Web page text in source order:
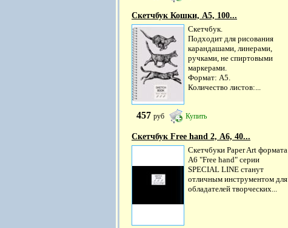
Скетчбук Кошки, А5, 100...
Скетчбук.
Подходит для рисования
карандашами, линерами,
ручками, не спиртовыми
маркерами.
Формат: А5.
Количество листов:...
457 руб Купить
Скетчбук Free hand 2, А6, 40...
Скетчбуки Paper Art формата
А6 "Free hand" серии
SPECIAL LINE станут
отличным инструментом для
обладателей творческих...